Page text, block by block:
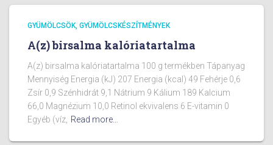
GYÜMÖLCSÖK, GYÜMÖLCSKÉSZÍTMÉNYEK
A(z) birsalma kalóriatartalma
A(z) birsalma kalóriatartalma 100 g termékben Tápanyag
Mennyiség Energia (kJ) 207 Energia (kcal) 49 Fehérje 0,6
Zsír 0,9 Szénhidrát 9,1 Nátrium 9 Kálium 189 Kalcium
66,0 Magnézium 10,0 Retinol ekvivalens 6 E-vitamin 0
Egyéb (víz, Read more…